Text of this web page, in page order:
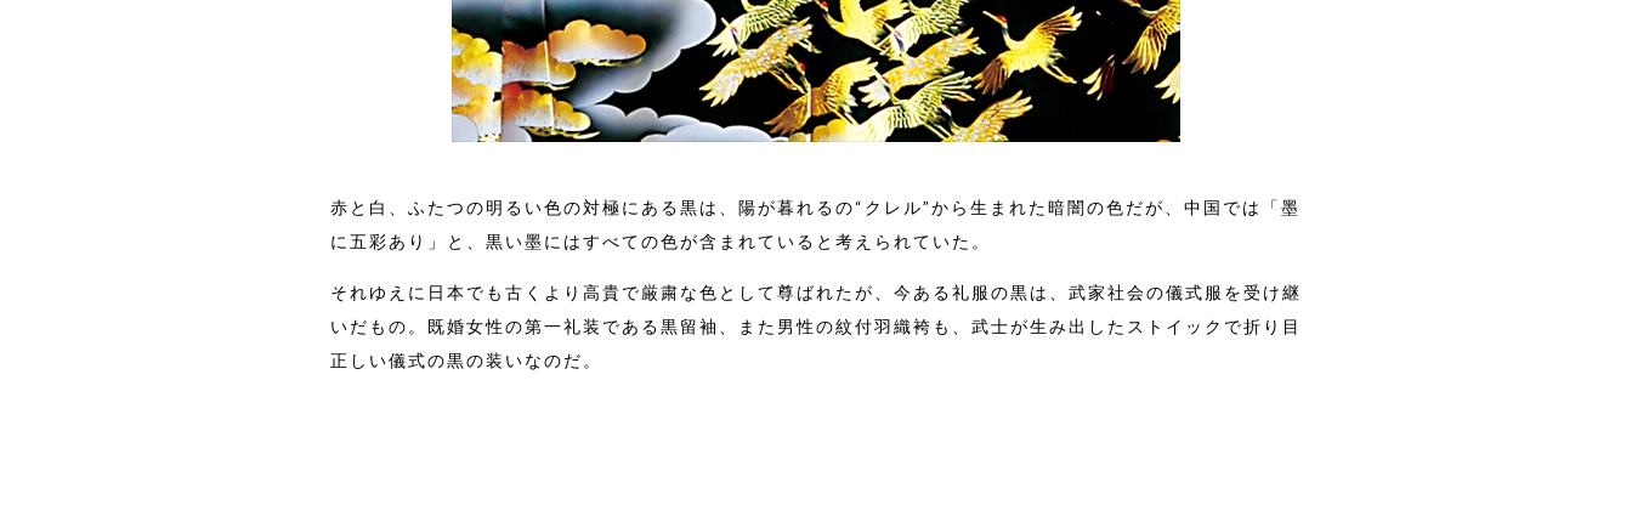
赤と白、ふたつの明るい色の対極にある黒は、陽が暮れるの“クレル”から生まれた暗闇の色だが、中国では「墨
に五彩あり」と、黒い墨にはすべての色が含まれていると考えられていた。
それゆえに日本でも古くより高貴で厳粛な色として尊ばれたが、今ある礼服の黒は、武家社会の儀式服を受け継
いだもの。既婚女性の第一礼装である黒留袖、また男性の紋付羽織袴も、武士が生み出したストイックで折り目
正しい儀式の黒の装いなのだ。